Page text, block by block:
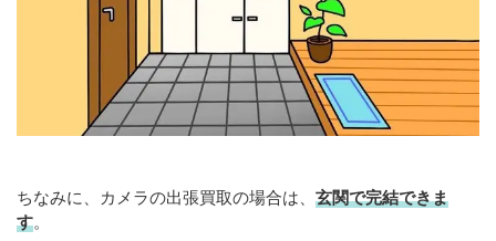
ちなみに、カメラの出張買取の場合は、 玄関で完結できま
す。